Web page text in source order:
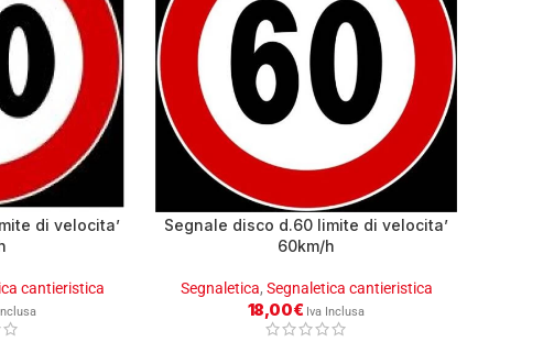
di velocita’
cantieristica
Segnale disco d.60 limite di velocita’
60km/h
Segnaletica, Segnaletica cantieristica
18,00€ Iva Inclusa